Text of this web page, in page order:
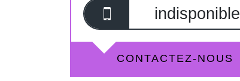
indisponible
CONTACTEZ-NOUS